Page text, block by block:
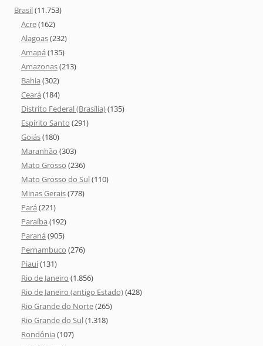
Brasil(11.753)
Acre(162)
Alagoas(232)
Amapá (135)
Amazonas(213)
Bahia (302)
Ceará (184)
Distrito Federal (Brasília)(135)
Espírito Santo (291)
Goiás(180)
Maranhão (303)
Mato Grosso (236)
Mato Grosso do Sul(110)
Minas Gerais(778)
Pará (221)
Paraíba (192)
Paraná (905)
Pernambuco (276)
Piauí(131)
Rio de Janeiro (1.856)
Rio de Janeiro (antigo Estado)(428)
Rio Grande do Norte(265)
Rio Grande do Sul(1.318)
Rondônia (107)